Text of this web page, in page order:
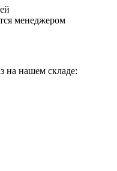
менеджером
на нашем складе: